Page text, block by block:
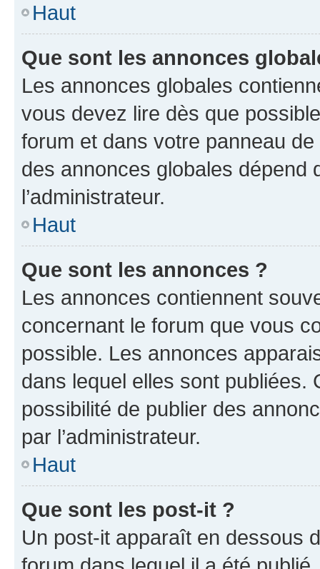
Haut
Que sont les annonces
Les annonces globales
vous devez lire dès que
forum et dans votre panneau
des annonces globales dépend
l’administrateur.
Haut
Que sont les annonces ?
Les annonces contiennent
concernant le forum que vous
possible. Les annonces
dans lequel elles sont publiées.
possibilité de publier des
par l’administrateur.
Haut
Que sont les post-it ?
Un post-it apparaît en dessous